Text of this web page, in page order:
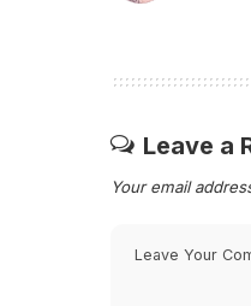
Leave a
Your email